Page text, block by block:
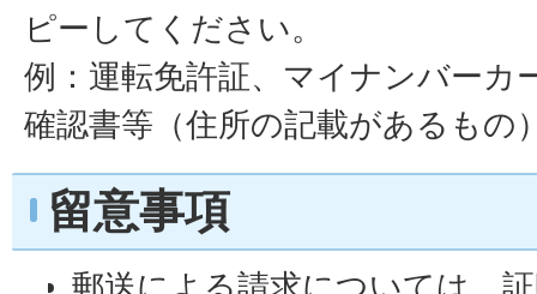
ピーしてください。
例：運転免許証、マイナンバーカ
確認書等（住所の記載があるもの
留意事項
郵送による請求については、